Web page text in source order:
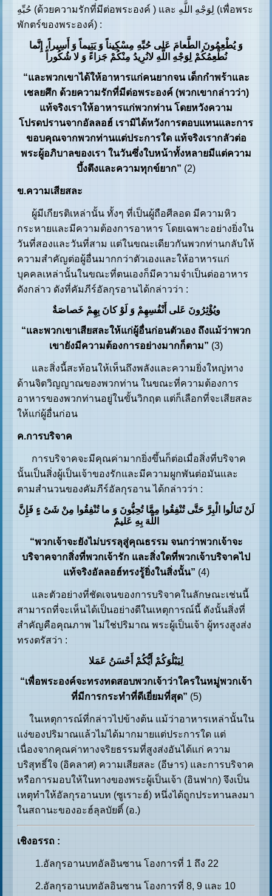
حُبِّهِ (ด้วยความรักที่มีต่อพระองค์ ) และ لِوَجْهِ اللَّهِ (เพื่อพระ
พักตร์ของพระองค์) :
وَ یُطْعِمُونَ الطَّعامَ عَلى حُبِّهِ مِسْکِیناً وَ یَتِیماً وَ أَسِیراً، إِنَّما
نُطْعِمُکُمْ لِوَجْهِ اللَّهِ لانُرِیدُ مِنْکُمْ جَزاءً وَ لا شُکُوراً
“และพวกเขาได้ให้อาหารแก่คนยากจน เด็กกำพร้าและ
เชลยศึก ด้วยความรักที่มีต่อพระองค์ (พวกเขากล่าวว่า)
แท้จริงเราให้อาหารแก่พวกท่าน โดยหวังความ
โปรดปรานจากอัลลอฮ์ เรามิได้หวังการตอบแทนและการ
ขอบคุณจากพวกท่านแต่ประการใด แท้จริงเรากลัวต่อ
พระผู้อภิบาลของเรา ในวันซึ่งใบหน้าทั้งหลายมีแต่ความ
บึ้งตึงและความทุกข์ยาก” (2)
ข.ความเสียสละ
ผู้มีเกียรติเหล่านั้น ทั้งๆ ที่เป็นผู้ถือศีลอด มีความหิว
กระหายและมีความต้องการอาหาร โดยเฉพาะอย่างยิ่งใน
วันที่สองและวันที่สาม แต่ในขณะเดียวกันพวกท่านกลับให้
ความสำคัญต่อผู้อื่นมากกว่าตัวเองและให้อาหารแก่
บุคคลเหล่านั้นในขณะที่ตนเองก็มีความจำเป็นต่ออาหาร
ดังกล่าว ดังที่คัมภีร์อัลกุรอานได้กล่าวว่า :
ویُؤْثِرُونَ عَلى أَنْفُسِهِمْ وَ لَوْ کانَ بِهِمْ خَصاصَةٌ
“และพวกเขาเสียสละให้แก่ผู้อื่นก่อนตัวเอง ถึงแม้ว่าพวก
เขายังมีความต้องการอย่างมากก็ตาม” (3)
และสิ่งนี้สะท้อนให้เห็นถึงพลังและความยิ่งใหญ่ทาง
ด้านจิตวิญญาณของพวกท่าน ในขณะที่ความต้องการ
อาหารของพวกท่านอยู่ในขั้นวิกฤต แต่ก็เลือกที่จะเสียสละ
ให้แก่ผู้อื่นก่อน
ค.การบริจาค
การบริจาคจะมีคุณค่ามากยิ่งขึ้นก็ต่อเมื่อสิ่งที่บริจาค
นั้นเป็นสิ่งผู้เป็นเจ้าของรักและมีความผูกพันต่อมันและ
ตามสำนวนของคัมภีร์อัลกุรอาน ได้กล่าวว่า :
لَنْ تَنالُوا الْبِرَّ حَتَّى تُنْفِقُوا مِمَّا تُحِبُّونَ وَ ما تُنْفِقُوا مِنْ شَیْ ءٍ فَإِنَّ
اللَّهَ بِهِ عَلیمٌ
“พวกเจ้าจะยังไม่บรรลุสู่คุณธรรม จนกว่าพวกเจ้าจะ
บริจาคจากสิ่งที่พวกเจ้ารัก และสิ่งใดที่พวกเจ้าบริจาคไป
แท้จริงอัลลอฮ์ทรงรู้ยิ่งในสิ่งนั้น” (4)
และตัวอย่างที่ชัดเจนของการบริจาคในลักษณะเช่นนี้
สามารถที่จะเห็นได้เป็นอย่างดีในเหตุการณ์นี้ ดังนั้นสิ่งที่
สำคัญคือคุณภาพ ไม่ใช่ปริมาณ พระผู้เป็นเจ้า ผู้ทรงสูงส่ง
ทรงตรัสว่า :
لِیَبْلُوَکُمْ أَیُّکُمْ أَحْسَنُ عَمَلا
“เพื่อพระองค์จะทรงทดสอบพวกเจ้าว่าใครในหมู่พวกเจ้า
ที่มีการกระทำที่ดีเยี่ยมที่สุด” (5)
ในเหตุการณ์ที่กล่าวไปข้างต้น แม้ว่าอาหารเหล่านั้นใน
แง่ของปริมาณแล้วไม่ได้มากมายแต่ประการใด แต่
เนื่องจากคุณค่าทางจริยธรรมที่สูงส่งอันได้แก่ ความ
บริสุทธิ์ใจ (อิคลาศ) ความเสียสละ (อีษาร) และการบริจาค
หรือการมอบให้ในทางของพระผู้เป็นเจ้า (อินฟาก) จึงเป็น
เหตุทำให้อัลกุรอานบท (ซูเราะฮ์) หนึ่งได้ถูกประทานลงมา
ในสถานะของอะฮ์ลุลบัยติ์ (อ.)
เชิงอรรถ :
1.อัลกุรอานบทอัลอินซาน โองการที่ 1 ถึง 22
2.อัลกุรอานบทอัลอินซาน โองการที่ 8, 9 และ 10